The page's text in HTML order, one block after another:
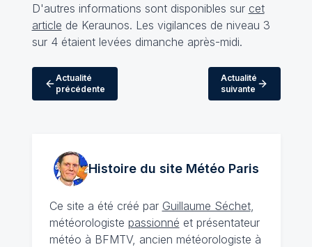
D'autres informations sont disponibles sur cet
article de Keraunos. Les vigilances de niveau 3
sur 4 étaient levées dimanche après-midi.
Actualité
précédente
Actualité
suivante
Histoire du site MétéoParis
Ce site a été créé par Guillaume Séchet,
météorologiste passionné et présentateur
météo à BFMTV, ancien météorologiste à